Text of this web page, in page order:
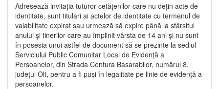
Adresează invitația tuturor cetățenilor care nu dețin acte de
identitate, sunt titulari ai actelor de identitate cu termenul de
valabilitate expirat sau urmează să expire până la sfârșitul
anului și tinerilor care au împlinit vârsta de 14 ani și nu sunt
în posesia unui astfel de document să se prezinte la sediul
Serviciului Public Comunitar Local de Evidență a
Persoanelor, din Strada Centura Basarabilor, numărul 8,
județul Olt, pentru a fi puși în legalitate pe linie de evidență a
persoanelor.